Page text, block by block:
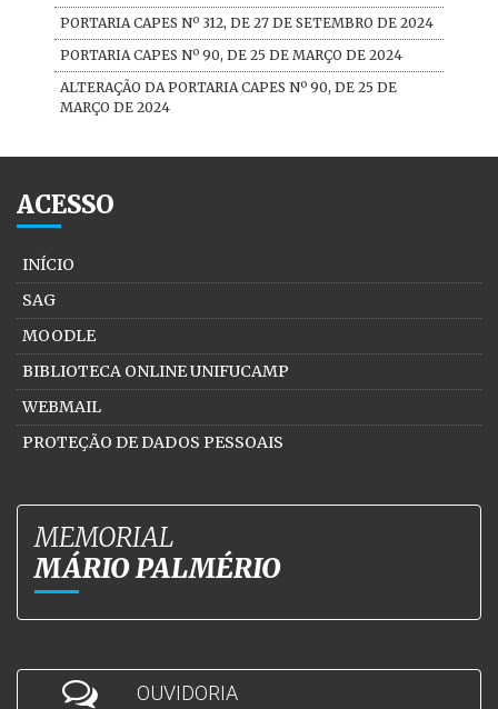
PORTARIA CAPES Nº 312, DE 27 DE SETEMBRO DE 2024
PORTARIA CAPES Nº 90, DE 25 DE MARÇO DE 2024
ALTERAÇÃO DA PORTARIA CAPES Nº 90, DE 25 DE
MARÇO DE 2024
ACESSO
INÍCIO
SAG
MOODLE
BIBLIOTECA ONLINE UNIFUCAMP
WEBMAIL
PROTEÇÃO DE DADOS PESSOAIS
MEMORIAL
MÁRIO PALMÉRIO
OUVIDORIA